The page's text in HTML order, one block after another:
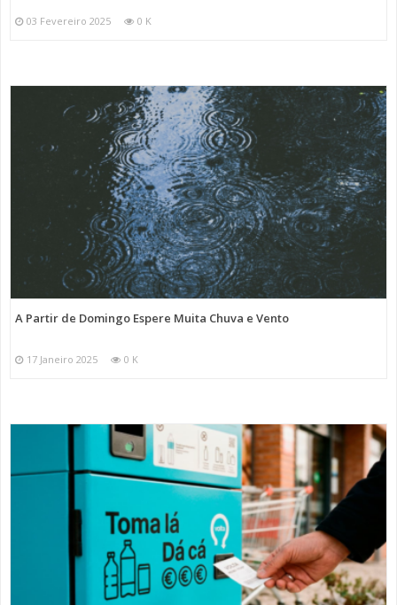
03 Fevereiro 2025 0 K
A Partir de Domingo Espere Muita Chuva e Vento
17 Janeiro 2025 0 K